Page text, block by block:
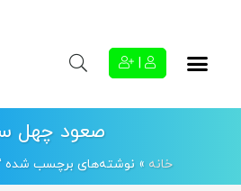
صعود چهل
خانه » نوشته‌های برچسب شده